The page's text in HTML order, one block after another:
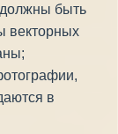
быть
векторных
в